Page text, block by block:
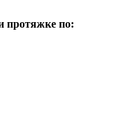
протяжке по: